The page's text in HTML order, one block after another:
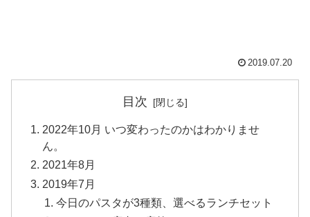
2019.07.20
目次
2022年10月 いつ変わったのかはわかりませ
ん。
2021年8月
2019年7月
今日のパスタが3種類、選べるランチセット